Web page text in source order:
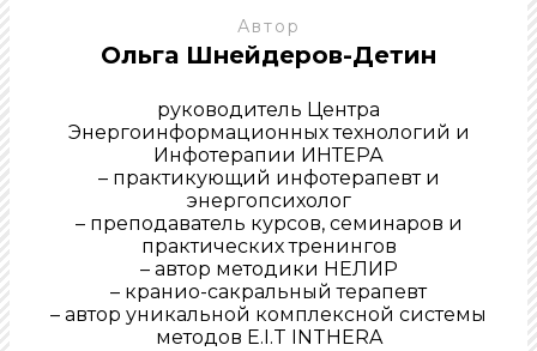
Автор
Ольга Шнейдеров-Детин
руководитель Центра
Энергоинформационных технологий и
Инфотерапии ИНТЕРА
– практикующий инфотерапевт и
энергопсихолог
– преподаватель курсов, семинаров и
практических тренингов
– автор методики НЕЛИР
– кранио-сакральный терапевт
– автор уникальной комплексной системы
методов E.I.T INTHERA